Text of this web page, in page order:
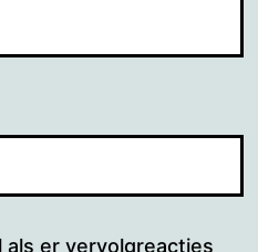
als er vervolgreacties